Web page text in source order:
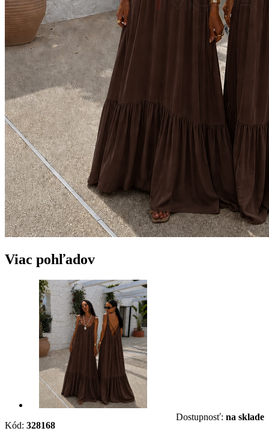
Viac pohľadov
Kód: 328168
Dostupnosť: na sklade